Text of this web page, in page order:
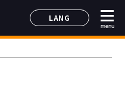
LANG
日本語
menu